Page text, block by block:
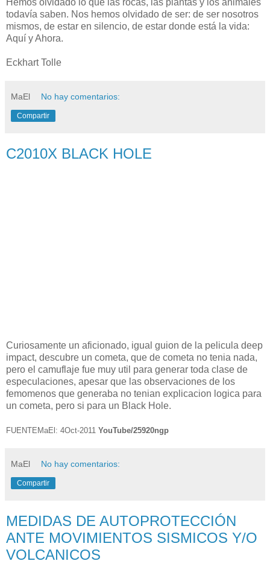
todavía saben. Nos hemos olvidado de ser: de ser nosotros
mismos, de estar en silencio, de estar donde está la vida:
Aquí y Ahora.
Eckhart Tolle
MaEl No hay comentarios:
Compartir
C2010X BLACK HOLE
Curiosamente un aficionado, igual guion de la pelicula deep
impact, descubre un cometa, que de cometa no tenia nada,
pero el camuflaje fue muy util para generar toda clase de
especulaciones, apesar que las observaciones de los
femomenos que generaba no tenian explicacion logica para
un cometa, pero si para un Black Hole.
FUENTEMaEl: 4Oct-2011 YouTube/25920ngp
MaEl No hay comentarios:
Compartir
MEDIDAS DE AUTOPROTECCIÓN
ANTE MOVIMIENTOS SISMICOS Y/O
VOLCANICOS